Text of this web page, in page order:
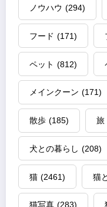
ノウハウ (294)
フード (171)
ペット (812)
メインクーン (171)
散歩 (185) 旅
犬との暮らし (208)
猫 (2461) 猫
猫写真 (283)